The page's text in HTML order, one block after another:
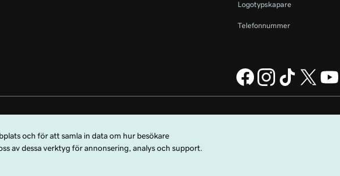
Logotypskapare
Telefonnummer
GoDaddy Operating Company, LLC i USA och
av dessa allmänna användningsvillkor